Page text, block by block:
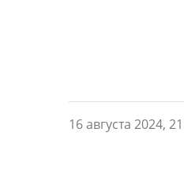
16 августа 2024,